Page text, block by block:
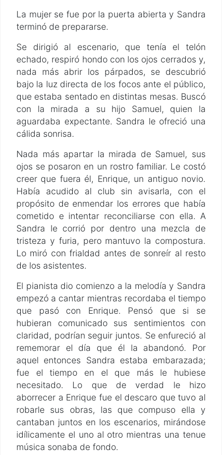
La mujer se fue por la puerta abierta y Sandra
terminó de prepararse.
Se dirigió al escenario, que tenía el telón
echado, respiró hondo con los ojos cerrados y,
nada más abrir los párpados, se descubrió
bajo la luz directa de los focos ante el público,
que estaba sentado en distintas mesas. Buscó
con la mirada a su hijo Samuel, quien la
aguardaba expectante. Sandra le ofreció una
cálida sonrisa.
Nada más apartar la mirada de Samuel, sus
ojos se posaron en un rostro familiar. Le costó
creer que fuera él, Enrique, un antiguo novio.
Había acudido al club sin avisarla, con el
propósito de enmendar los errores que había
cometido e intentar reconciliarse con ella. A
Sandra le corrió por dentro una mezcla de
tristeza y furia, pero mantuvo la compostura.
Lo miró con frialdad antes de sonreír al resto
de los asistentes.
El pianista dio comienzo a la melodía y Sandra
empezó a cantar mientras recordaba el tiempo
que pasó con Enrique. Pensó que si se
hubieran comunicado sus sentimientos con
claridad, podrían seguir juntos. Se enfureció al
rememorar el día que él la abandonó. Por
aquel entonces Sandra estaba embarazada;
fue el tiempo en el que más le hubiese
necesitado. Lo que de verdad le hizo
aborrecer a Enrique fue el descaro que tuvo al
robarle sus obras, las que compuso ella y
cantaban juntos en los escenarios, mirándose
idílicamente el uno al otro mientras una tenue
música sonaba de fondo.